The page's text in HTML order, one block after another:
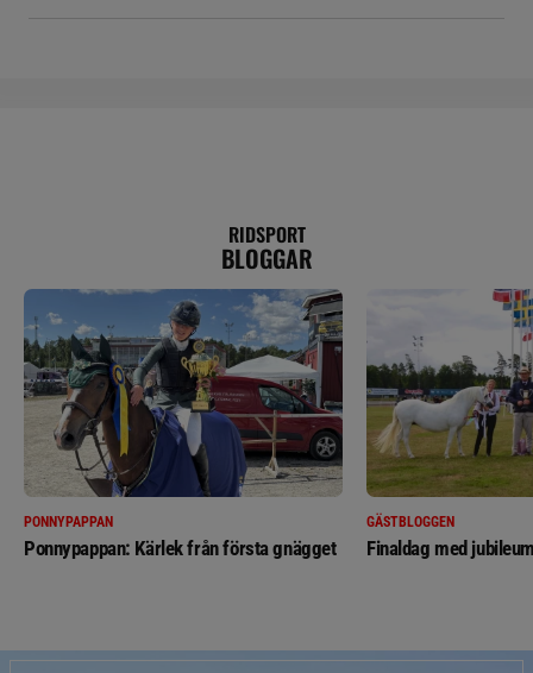
RIDSPORT
BLOGGAR
PONNYPAPPAN
Ponnypappan: Kärlek från första gnägget
GÄSTBLOGGEN
Finaldag med